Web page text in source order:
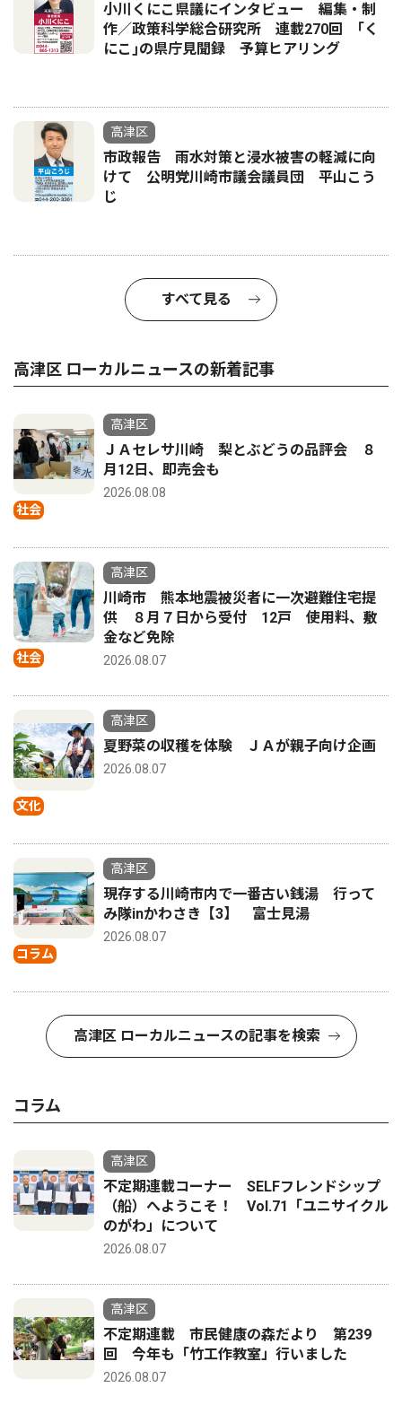
小川くにこ県議にインタビュー 編集・制
作／政策科学総合研究所 連載270回 ｢く
にこ｣の県庁見聞録 予算ヒアリング
高津区
市政報告 雨水対策と浸水被害の軽減に向
けて 公明党川崎市議会議員団 平山こう
じ
すべて見る
高津区 ローカルニュースの新着記事
社会
高津区
ＪＡセレサ川崎 梨とぶどうの品評会 ８
月12日、即売会も
2026.08.08
社会
高津区
川崎市 熊本地震被災者に一次避難住宅提
供 ８月７日から受付 12戸 使用料、敷
金など免除
2026.08.07
文化
高津区
夏野菜の収穫を体験 ＪＡが親子向け企画
2026.08.07
コラム
高津区
現存する川崎市内で一番古い銭湯 行って
み隊inかわさき【3】 富士見湯
2026.08.07
高津区 ローカルニュースの記事を検索
コラム
高津区
不定期連載コーナー SELFフレンドシップ
（船）へようこそ！ Vol.71「ユニサイクル
のがわ」について
2026.08.07
高津区
不定期連載 市民健康の森だより 第239
回 今年も「竹工作教室」行いました
2026.08.07